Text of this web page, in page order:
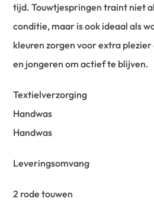
tijd. Touwtjespringen traint niet
conditie, maar is ook ideaal als
kleuren zorgen voor extra
en jongeren om actief te blijven.
Textielverzorging
Handwas
Handwas
Leveringsomvang
2 rode touwen